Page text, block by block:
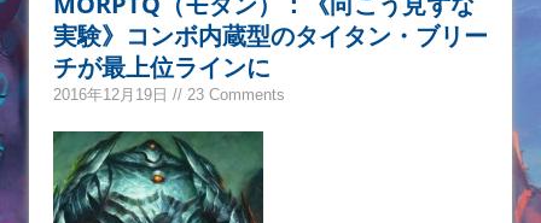
実験》コンボ内蔵型のタイタン・ブリー
チが最上位ラインに
2016年12月19日 // 23 Comments